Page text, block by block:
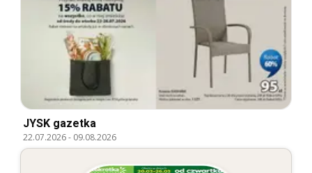
JYSK gazetka
22.07.2026- 09.08.2026